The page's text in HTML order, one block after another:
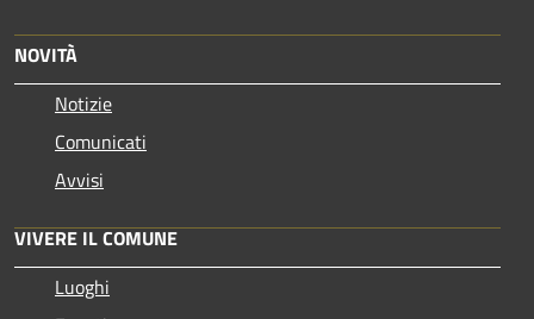
NOVITÀ
Notizie
Comunicati
Avvisi
VIVERE IL COMUNE
Luoghi